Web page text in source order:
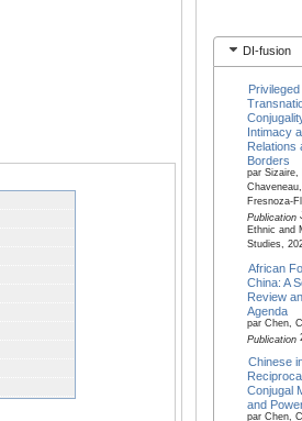
DI-fusion
Intimacy
Relations
Borders
par Sizaire,
Fresnoza-
Publication
Ethnic and
Studies,
African
China: A
Review
Agenda
par Chen,
Publication
Chinese
Conjugal
and
par Chen,